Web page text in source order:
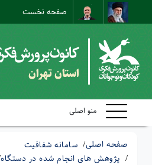
صفحه نخست
نقشه سایت
ارتباط مستقیم
استان تهران
منو اصلی
صفحه اصلی
سامانه شفافیت
پژوهش های انجام شده در دستگاه